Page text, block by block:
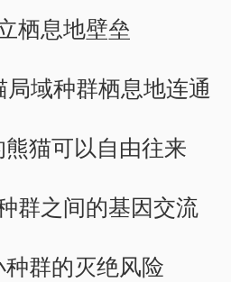
栖息地壁垒
域种群栖息地连通
猫可以自由往来
群之间的基因交流
群的灭绝风险